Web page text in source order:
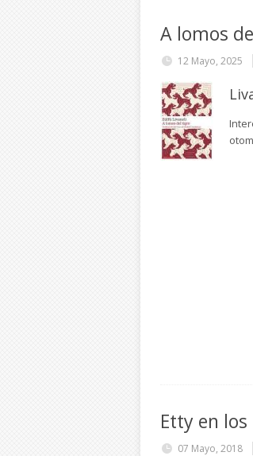
A lomos
12 Mayo, 2025
Etty en
07 Mayo, 2018